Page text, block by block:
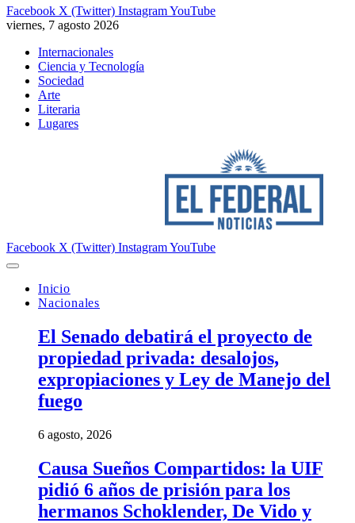
Facebook X (Twitter) InstagramYouTube
viernes, 7 agosto 2026
Internacionales
Ciencia y Tecnología
Sociedad
Arte
Literaria
Lugares
Facebook X (Twitter) InstagramYouTube
Inicio
Nacionales
El Senado debatirá el proyecto de
propiedad privada: desalojos,
expropiaciones y Ley de Manejo del
fuego
6 agosto, 2026
Causa Sueños Compartidos: la UIF
pidió 6 años de prisión para los
hermanos Schoklender, De Vido y